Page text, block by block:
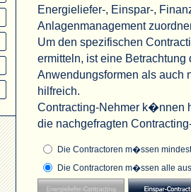
Energieliefer-, Einspar-,
Anlagenmanagement
Um den spezifischen
ermitteln, ist eine
Anwendungsformen als auch
hilfreich.
Contracting-Nehmer k�nnen
die nachgefragten
Die Contractoren m�ssen
Die Contractoren m�ssen alle